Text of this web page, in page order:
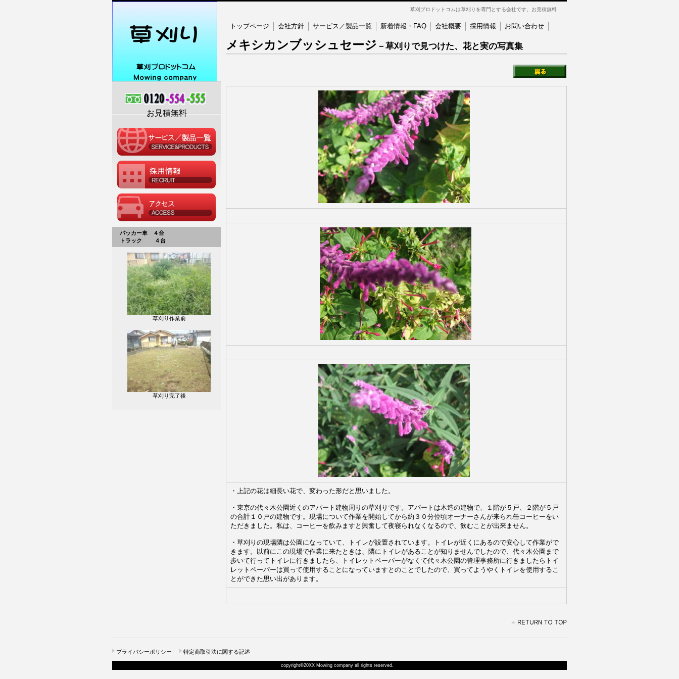
草刈プロドットコムは草刈りを専門とする会社です。お見積無料
お見積無料
メキシカンブッシュセージ －草刈りで見つけた、花と実の写真集
・上記の花は細長い花で、変わった形だと思いました。
・東京の代々木公園近くのアパート建物周りの草刈りです。アパートは木造の建物で、１階が５戸、２階が５戸
の合計１０戸の建物です。現場について作業を開始してから約３０分位頃オーナーさんが来られ缶コーヒーをい
ただきました。私は、コーヒーを飲みますと興奮して夜寝られなくなるので、飲むことが出来ません。
・草刈りの現場隣は公園になっていて、トイレが設置されています。トイレが近くにあるので安心して作業がで
きます。以前にこの現場で作業に来たときは、隣にトイレがあることが知りませんでしたので、代々木公園まで
歩いて行ってトイレに行きましたら、トイレットペーパーがなくて代々木公園の管理事務所に行きましたらトイ
レットペーパーは買って使用することになっていますとのことでしたので、買ってようやくトイレを使用するこ
とができた思い出があります。
トップページ 会社方針 サービス／製品一覧 新着情報・FAQ 会社概要 採用情報 お問い合わせ
パッカー車 ４台
トラック ４台
草刈り作業前
草刈り完了後
copyright©20XX Mowing company all rights reserved.
プライバシーポリシー 特定商取引法に関する記述